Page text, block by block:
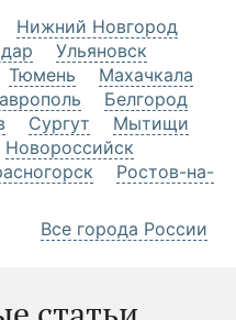
Нижний Новгород
Ульяновск
Тюмень
Махачкала
Белгород
Сургут
Мытищи
Новороссийск
Ростов-на-
Все города России